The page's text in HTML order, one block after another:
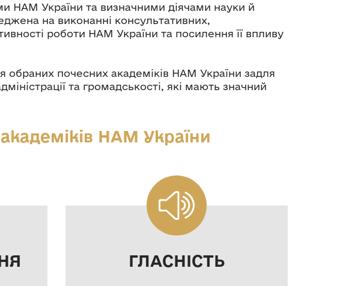
НАМ України та визначними діячами науки й
на виконанні консультативних,
роботи НАМ України та посилення її впливу
обраних почесних академіків НАМ України задля
та громадськості, які мають значний
НАМ України
ГЛАСНІСТЬ